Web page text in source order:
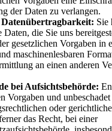
der Daten zu verlangen.
Sie
Daten, die Sie uns
gesetzlichen Vorgaben in
maschinenlesbaren
an einen anderen
bei Aufsichtsbehörde:
Vorgaben und
oder
das Recht, bei einer